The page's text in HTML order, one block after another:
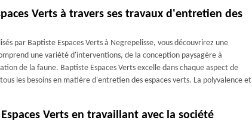
Verts à travers ses travaux d'entretien des
par Baptiste Espaces Verts à Negrepelisse, vous découvrirez une
une variété d'interventions, de la conception paysagère à
de la faune. Baptiste Espaces Verts excelle dans chaque aspect de
les besoins en matière d'entretien des espaces verts. La polyvalence et
Verts en travaillant avec la société